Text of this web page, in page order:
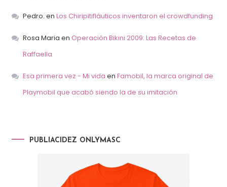
Pedro. en Los Chiripitifláuticos inventaron el crowdfunding
Rosa Maria en Operación Bikini 2009: Las Recetas de
Raffaella
Esa primera vez - Mi vida en Famobil, la marca original de
Playmobil que acabó siendo la de su imitación
PUBLIACIDEZ ONLYMASC